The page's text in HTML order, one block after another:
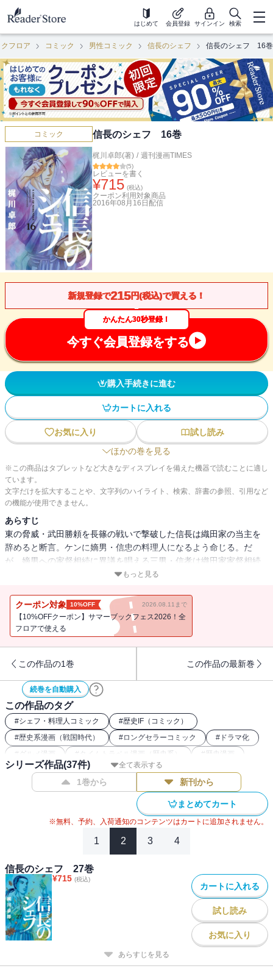
はじめて 会員登録 サインイン 検索
フロア コミック 男性コミック 信長のシェフ 信長のシェフ 16巻
コミック 信長のシェフ 16巻
梶川卓郎(著) / 週刊漫画TIMES
(5)
レビューを書く
¥715 (税込)
クーポン利用対象商品
2016年08月16日 配信
新規登録で215円(税込)で買える！
かんたん30秒登録！
今すぐ会員登録をする
購入手続きに進む
カートに入れる
お気に入り
試し読み
ほかの巻を見る
※この商品はタブレットなど大きなディスプレイを備えた機器で読むことに適し
ています。
文字だけを拡大することや、文字列のハイライト、検索、辞書の参照、引用など
の機能が使用できません。
あらすじ
東の脅威・武田勝頼を長篠の戦いで撃破した信長は織田家の当主を
辞めると断言。ケンに嫡男・信忠の料理人になるよう命じる。だ
が、嫡男への家督相続に異議を唱える三男・信孝は織田家家督相続
もっと見る
クーポン対象 10%OFF 2026.08.11まで
【10%OFFクーポン】サマーブックフェス2026！全
フロアで使える
この作品の1巻 この作品の最新巻
続巻を自動購入
この作品のタグ
#シェフ・料理人コミック #歴史IF（コミック）
#歴史系漫画（戦国時代） #ロングセラーコミック # ドラマ化
# グルメ漫画 # タイムトラベル漫画（歴史系） # 歴史漫画
全て表示する
シリーズ作品(37件)
1巻から 新刊から
まとめてカート
※無料、予約、入荷通知のコンテンツはカートに追加されません。
1 2 3 4
信長のシェフ 27巻
¥715 (税込)
カートに入れる
試し読み
お気に入り
あらすじを見る